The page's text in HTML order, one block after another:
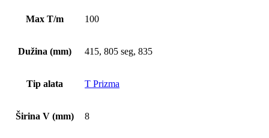
Max T/m 100
Dužina (mm) 415, 805 seg, 835
Tip alata T Prizma
Širina V (mm) 8